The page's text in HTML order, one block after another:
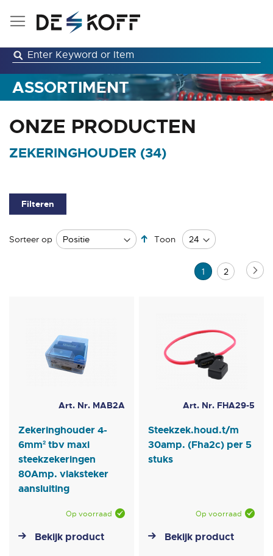
Ga
inhoud
ASSORTIMENT
ONZE PRODUCTEN
ZEKERINGHOUDER (34)
Sorteer op
Van
Toon
Pagina
U1 Pagina
2
Art. Nr. MAB2A
Zekeringhouder 4-
6mm² tbv maxi
steekzekeringen
80Amp. vlaksteker
aansluiting
Op voorraad
Bekijk product
Art. Nr. FHA29-5
Steekzek.houd.t/m
30amp. (Fha2c) per 5
stuks
Op voorraad
Bekijk product
Filteren